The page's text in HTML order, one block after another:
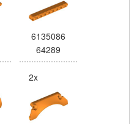
6135086
64289
2x